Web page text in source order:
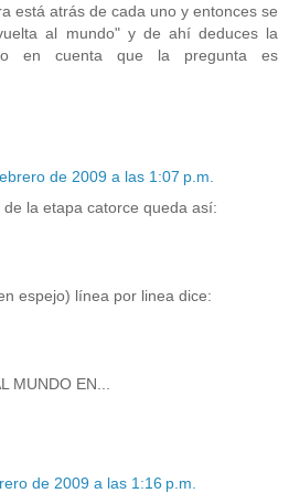
está atrás de cada uno y entonces se
al mundo" y de ahí deduces la
en cuenta que la pregunta es
de 2009 a las 1:07 p.m.
la etapa catorce queda así:
espejo) línea por linea dice:
MUNDO EN...
de 2009 a las 1:16 p.m.